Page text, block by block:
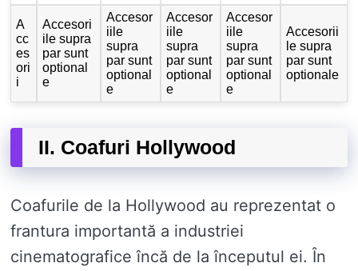
A
cc
es
ori
i
Accesori
ile supra
par sunt
optional
e
Accesor
iile
supra
par sunt
optional
e
Accesor
iile
supra
par sunt
optional
e
Accesor
iile
supra
par sunt
optional
e
Accesorii
le supra
par sunt
optionale
II. Coafuri Hollywood
Coafurile de la Hollywood au reprezentat o
frantura importantă a industriei
cinematografice încă de la începutul ei. În